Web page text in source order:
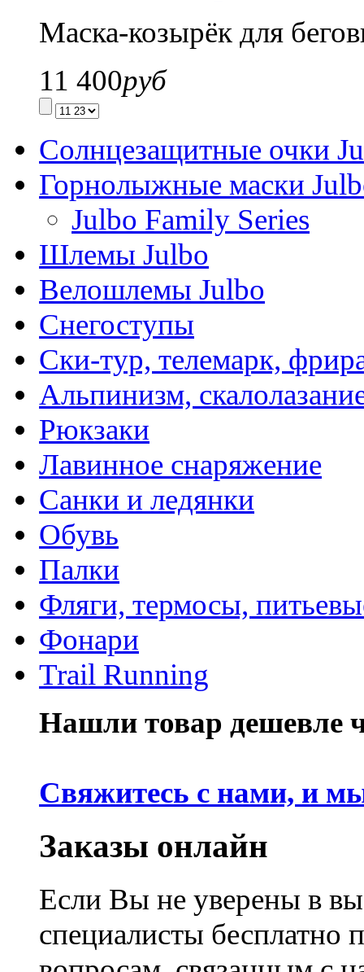
Маска-козырёк для
11 400руб
Солнцезащитные очки
Горнолыжные маски
Julbo Family Series
Шлемы Julbo
Велошлемы Julbo
Снегоступы
Ски-тур, телемарк,
Альпинизм,
Рюкзаки
Лавинное снаряжение
Санки и ледянки
Обувь
Палки
Фляги, термосы,
Фонари
Trail Running
Нашли товар дешевле
Свяжитесь с нами, и
Заказы онлайн
Если Вы не уверены в
специалисты